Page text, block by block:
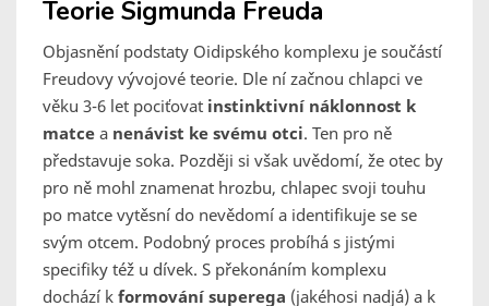
Teorie Sigmunda Freuda
Objasnění podstaty Oidipského komplexu je součástí
Freudovy vývojové teorie. Dle ní začnou chlapci ve
věku 3-6 let pociťovat instinktivní náklonnost k
matce a nenávist ke svému otci. Ten pro ně
představuje soka. Později si však uvědomí, že otec by
pro ně mohl znamenat hrozbu, chlapec svoji touhu
po matce vytěsní do nevědomí a identifikuje se se
svým otcem. Podobný proces probíhá s jistými
specifiky též u dívek. S překonáním komplexu
dochází k formování superega (jakéhosi nadjá) a k